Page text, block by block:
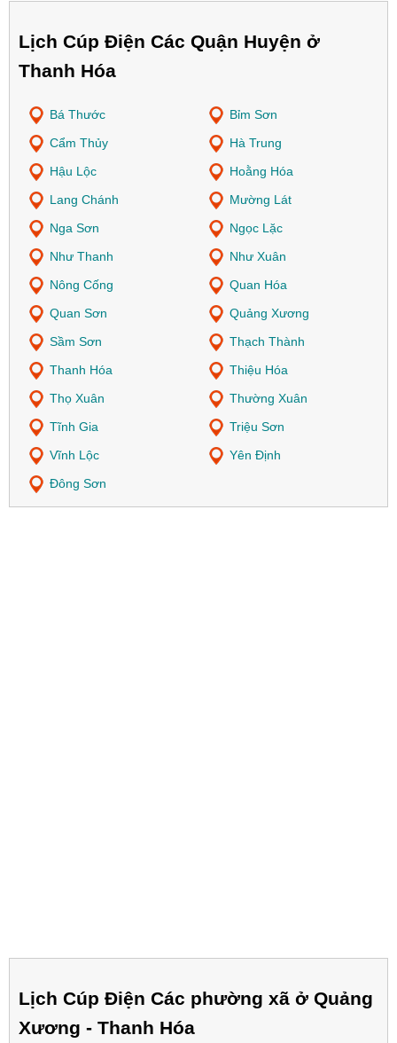
Lịch Cúp Điện Các Quận Huyện ở
Thanh Hóa
Bá Thước
Bỉm Sơn
Cẩm Thủy
Hà Trung
Hậu Lộc
Hoằng Hóa
Lang Chánh
Mường Lát
Nga Sơn
Ngọc Lặc
Như Thanh
Như Xuân
Nông Cống
Quan Hóa
Quan Sơn
Quảng Xương
Sầm Sơn
Thạch Thành
Thanh Hóa
Thiệu Hóa
Thọ Xuân
Thường Xuân
Tĩnh Gia
Triệu Sơn
Vĩnh Lộc
Yên Định
Đông Sơn
Lịch Cúp Điện Các phường xã ở Quảng
Xương - Thanh Hóa